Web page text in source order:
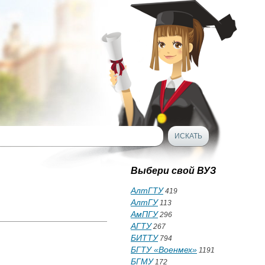
Выбери свой ВУЗ
АлтГТУ419
АлтГУ113
АмПГУ296
АГТУ267
БИТТУ794
БГТУ «Военмех» 1191
БГМУ172